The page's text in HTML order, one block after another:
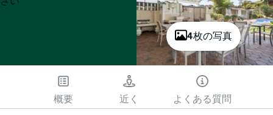
4枚の写真
概要 近く よくある質問